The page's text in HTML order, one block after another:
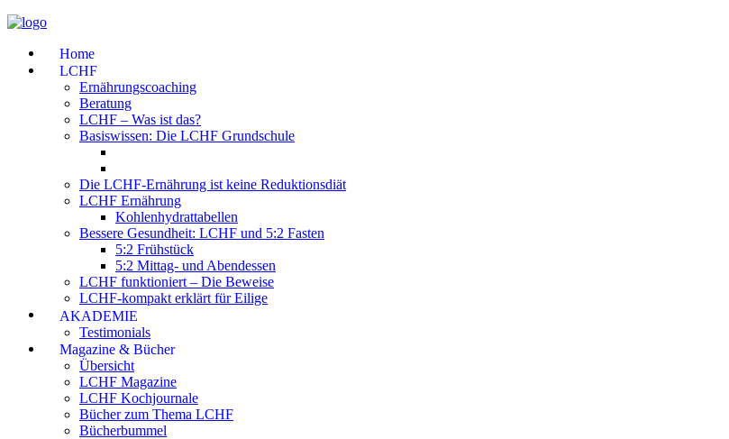
Home
LCHF
Ernährungscoaching
Beratung
LCHF – Was ist das?
Basiswissen: Die LCHF Grundschule
Die LCHF-Ernährung ist keine Reduktionsdiät
LCHF Ernährung
Kohlenhydrattabellen
Bessere Gesundheit: LCHF und 5:2 Fasten
5:2 Frühstück
5:2 Mittag- und Abendessen
LCHF funktioniert – Die Beweise
LCHF-kompakt erklärt für Eilige
AKADEMIE
Testimonials
Magazine & Bücher
Übersicht
LCHF Magazine
LCHF Kochjournale
Bücher zum Thema LCHF
Bücherbummel